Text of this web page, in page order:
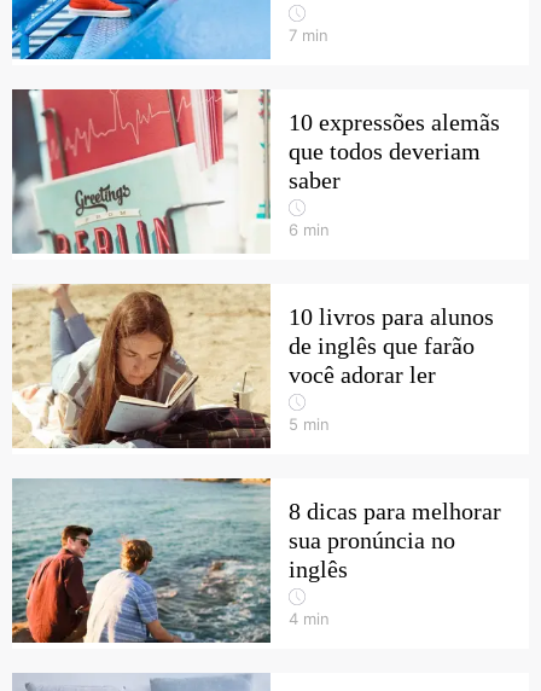
7 min
10 expressões alemãs
que todos deveriam
saber
6 min
10 livros para alunos
de inglês que farão
você adorar ler
5 min
8 dicas para melhorar
sua pronúncia no
inglês
4 min